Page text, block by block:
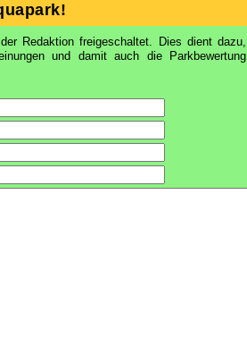
Redaktion freigeschaltet. Dies dient dazu,
und damit auch die Parkbewertung